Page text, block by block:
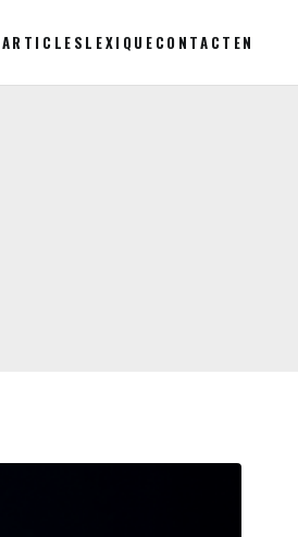
ARTICLES LEXIQUE CONTACT EN